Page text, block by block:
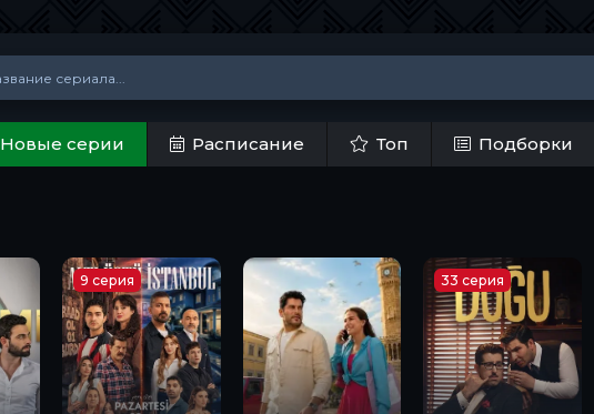
Новые серии Расписание Топ Подборки
9 серия 33 серия